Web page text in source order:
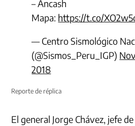
– Ancash
Mapa: https://t.co/
— Centro Sismológico
(@Sismos_Peru_IGP)
2018
Reporte de réplica
El general Jorge Chávez, jefe